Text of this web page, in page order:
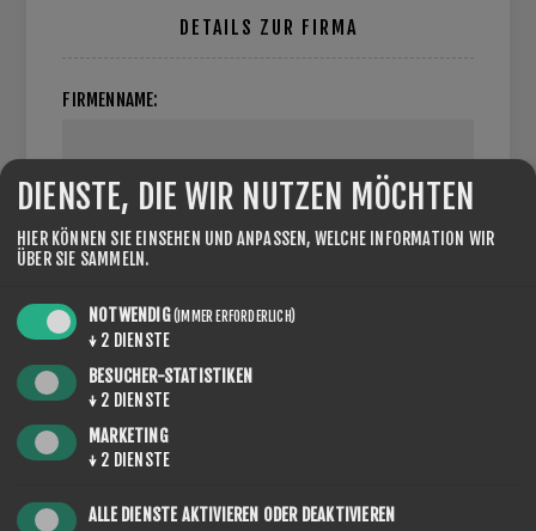
DETAILS ZUR FIRMA
FIRMENNAME:
UMSATZSTEUERNUMMER:
Geben Sie die Umsatzsteuernummer inkl. des
Ländercodes ein (z.B. DE123456789)
DIENSTE, DIE WIR NUTZEN MÖCHTEN
HIER KÖNNEN SIE EINSEHEN UND ANPASSEN, WELCHE INFORMATION WIR
ÜBER SIE SAMMELN.
NOTWENDIG(IMMER ERFORDERLICH)
↓ 2 DIENSTE
BESUCHER-STATISTIKEN
↓ 2 DIENSTE
MARKETING
↓ 2 DIENSTE
ALLE DIENSTE AKTIVIEREN ODER DEAKTIVIEREN